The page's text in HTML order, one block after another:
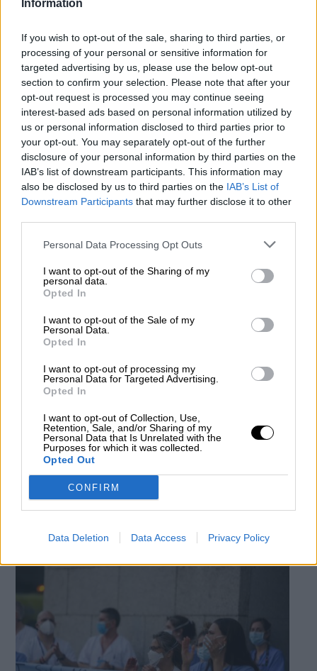
Information
If you wish to opt-out of the sale, sharing to third parties, or
processing of your personal or sensitive information for
targeted advertising by us, please use the below opt-out
section to confirm your selection. Please note that after your
opt-out request is processed you may continue seeing
interest-based ads based on personal information utilized by
us or personal information disclosed to third parties prior to
your opt-out. You may separately opt-out of the further
disclosure of your personal information by third parties on the
IAB’s list of downstream participants. This information may
also be disclosed by us to third parties on the IAB’s List of
Downstream Participants that may further disclose it to other
Personal Data Processing Opt Outs
I want to opt-out of the Sharing of my
personal data.
Opted In
I want to opt-out of the Sale of my
Personal Data.
Opted In
I want to opt-out of processing my
Personal Data for Targeted Advertising.
Opted In
I want to opt-out of Collection, Use,
Retention, Sale, and/or Sharing of my
Personal Data that Is Unrelated with the
Purposes for which it was collected.
Opted Out
CONFIRM
Data Deletion Data Access Privacy Policy
La Asamblea de Madrid aprueba una
propuesta del PSOE para combatir la
violencia sexual
PorRocío Hernández
Violencia de género y (des)protección
de menores